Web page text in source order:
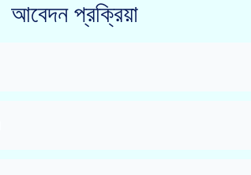
আবেদন প্রক্রিয়া